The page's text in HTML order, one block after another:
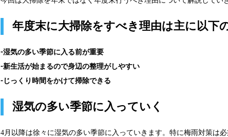
年度末に大掃除をすべき理由は主に以下
⁃湿気の多い季節に入る前が重要
⁃新生活が始まるので身辺の整理がしやすい
⁃じっくり時間をかけて掃除できる
湿気の多い季節に入っていく
4月以降は徐々に湿気の多い季節に入っていきます。特に梅雨対策は